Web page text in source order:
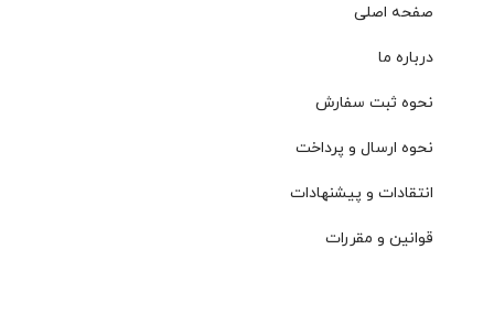
صفحه اصلی
درباره ما
نحوه ثبت سفارش
نحوه ارسال و پرداخت
انتقادات و پیشنهادات
قوانین و مقررات